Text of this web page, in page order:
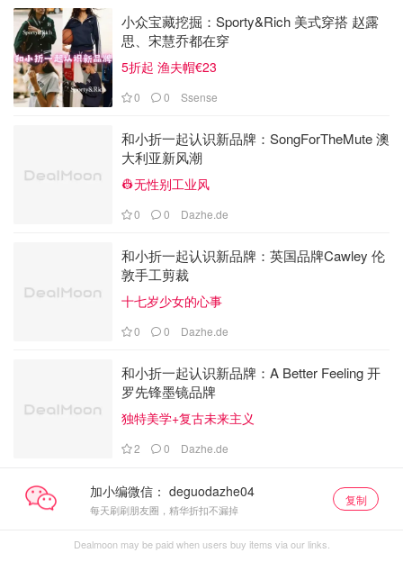
小众宝藏挖掘：Sporty&Rich 美式穿搭 赵露
思、宋慧乔都在穿
5折起 渔夫帽€23
0 0 Ssense
和小折一起认识新品牌：SongForTheMute 澳
大利亚新风潮
👷无性别工业风
0 0 Dazhe.de
和小折一起认识新品牌：英国品牌Cawley 伦
敦手工剪裁
十七岁少女的心事
0 0 Dazhe.de
和小折一起认识新品牌：A Better Feeling 开
罗先锋墨镜品牌
独特美学+复古未来主义
2 0 Dazhe.de
加小编微信：
每天刷刷朋友圈，精华折扣不漏掉
复制
Dealmoon may be paid when users buy items via our links.